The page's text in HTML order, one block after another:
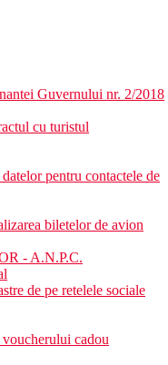
Guvernului nr. 2/2018
cu turistul
pentru contactele de
biletelor de avion
- A.N.P.C.
de pe retelele sociale
cadou